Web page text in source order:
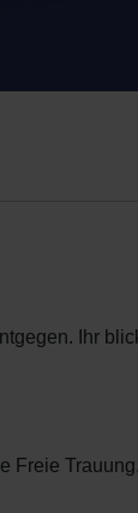
Ihr
Freie